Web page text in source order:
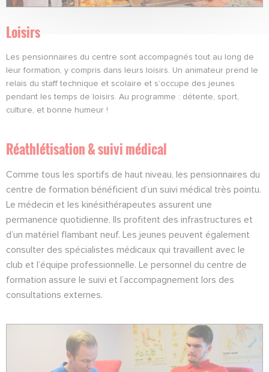
Loisirs
Les pensionnaires du centre sont accompagnés tout au long de
leur formation, y compris dans leurs loisirs. Un animateur prend le
relais du staff technique et scolaire et s’occupe des jeunes
pendant les temps de loisirs. Au programme : détente, sport,
culture, et bonne humeur !
Réathlétisation & suivi médical
Comme tous les sportifs de haut niveau, les pensionnaires du
centre de formation bénéficient d’un suivi médical très pointu.
Le médecin et les kinésithérapeutes assurent une
permanence quotidienne. Ils profitent des infrastructures et
d’un matériel flambant neuf. Les jeunes peuvent également
consulter des spécialistes médicaux qui travaillent avec le
club et l’équipe professionnelle. Le personnel du centre de
formation assure le suivi et l’accompagnement lors des
consultations externes.